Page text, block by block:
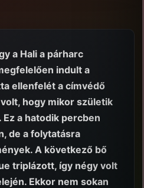
a Hali a párharc
indult a
ellenfelét a címvédő
hogy mikor születik
a hatodik percben
de a folytatásra
A következő bő
triplázott, így négy volt
Ekkor nem sokan